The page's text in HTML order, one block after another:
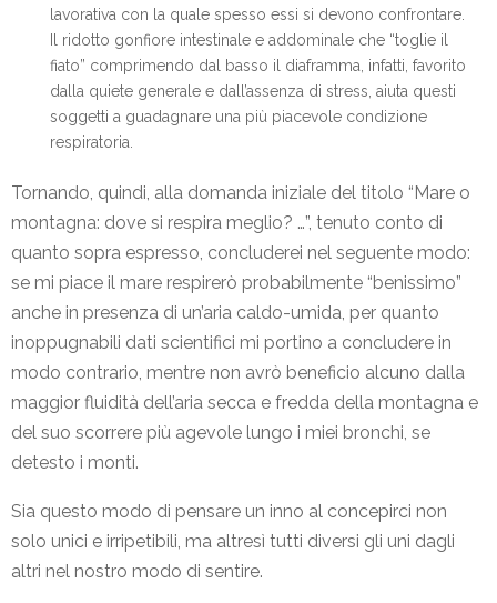
lavorativa con la quale spesso essi si devono confrontare.
Il ridotto gonfiore intestinale e addominale che “toglie il
fiato” comprimendo dal basso il diaframma, infatti, favorito
dalla quiete generale e dall’assenza di stress, aiuta questi
soggetti a guadagnare una più piacevole condizione
respiratoria.
Tornando, quindi, alla domanda iniziale del titolo “Mare o
montagna: dove si respira meglio? …”, tenuto conto di
quanto sopra espresso, concluderei nel seguente modo:
se mi piace il mare respirerò probabilmente “benissimo”
anche in presenza di un’aria caldo-umida, per quanto
inoppugnabili dati scientifici mi portino a concludere in
modo contrario, mentre non avrò beneficio alcuno dalla
maggior fluidità dell’aria secca e fredda della montagna e
del suo scorrere più agevole lungo i miei bronchi, se
detesto i monti.
Sia questo modo di pensare un inno al concepirci non
solo unici e irripetibili, ma altresì tutti diversi gli uni dagli
altri nel nostro modo di sentire.